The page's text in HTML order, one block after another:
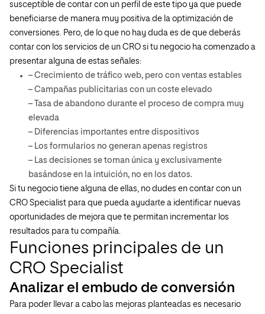
susceptible de contar con un perfil de este tipo ya que puede
beneficiarse de manera muy positiva de la optimización de
conversiones. Pero, de lo que no hay duda es de que deberás
contar con los servicios de un CRO si tu negocio ha comenzado a
presentar alguna de estas señales:
– Crecimiento de tráfico web, pero con ventas estables
– Campañas publicitarias con un coste elevado
– Tasa de abandono durante el proceso de compra muy
elevada
– Diferencias importantes entre dispositivos
– Los formularios no generan apenas registros
– Las decisiones se toman única y exclusivamente
basándose en la intuición, no en los datos.
Si tu negocio tiene alguna de ellas, no dudes en contar con un
CRO Specialist para que pueda ayudarte a identificar nuevas
oportunidades de mejora que te permitan incrementar los
resultados para tu compañía.
Funciones principales de un
CRO Specialist
Analizar el embudo de conversión
Para poder llevar a cabo las mejoras planteadas es necesario